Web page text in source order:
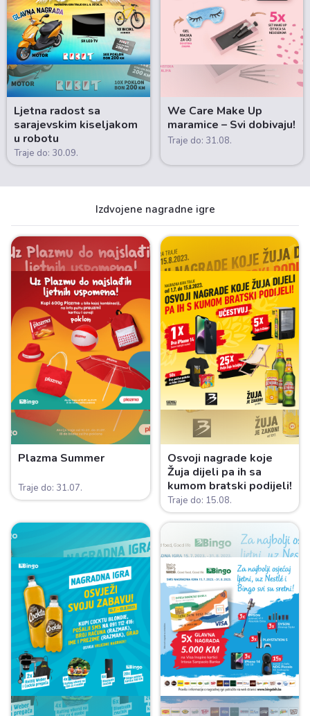
Ljetna radost sa
sarajevskim kiseljakom
u robotu
Traje do: 30.09.
We Care Make Up
maramice – Svi dobivaju!
Traje do: 31.08.
Izdvojene nagradne igre
Plazma Summer
Traje do: 31.07.
Osvoji nagrade koje
Žuja dijeli pa ih sa
kumom bratski podijeli!
Traje do: 15.08.